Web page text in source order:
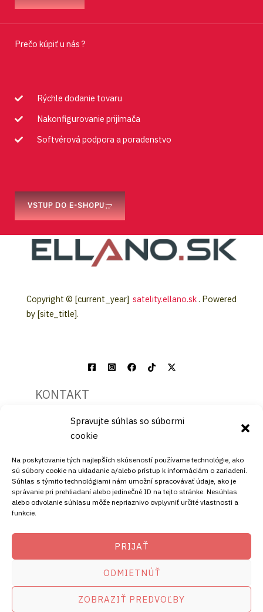
Spravujte súhlas so súbormi
cookie
Na poskytovanie tých najlepších skúseností používame technológie, ako
sú súbory cookie na ukladanie a/alebo prístup k informáciám o zariadení.
Súhlas s týmito technológiami nám umožní spracovávať údaje, ako je
správanie pri prehliadaní alebo jedinečné ID na tejto stránke. Nesúhlas
alebo odvolanie súhlasu môže nepriaznivo ovplyvniť určité vlastnosti a
funkcie.
PRIJAŤ
ODMIETNÚŤ
ZOBRAZIŤ PREDVOĽBY
Prečo kúpiť u nás ?
Rýchle dodanie tovaru
Nakonfigurovanie prijímača
Softvérová podpora a poradenstvo
VSTUP DO E-SHOPU
Copyright © [current_year] satelity.ellano.sk. Powered
by [site_title].
KONTAKT
+421911072878
+421908072878
ADRESA
Štiavnička 211/49
Copyright © 2026 satelity.ellano.skamikostb.sk